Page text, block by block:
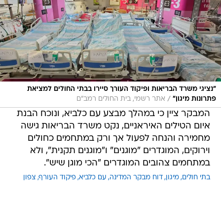
"נציגי משרד הבריאות ופיקוד העורך סיירו בבתי החולים למציאת
פתרונות מיגון" / אתר רשמי, בית החולים רמב"ם
המבקר ציין כי במהלך מבצע עם כלביא, ונוכח הבנת
איום הטילים האיראניים, נקט משרד הבריאות גישה
מחמירה והנחה לפעול אך ורק במתחמים כחולים
וירוקים, המוגדרים "מוגנים" ו"מוגנים תקנית", ולא
במתחמים צהובים המוגדרים "הכי מוגן שיש".
בתי חולים מיגון דוח מבקר המדינה עם כלביא פיקוד העורף צפון